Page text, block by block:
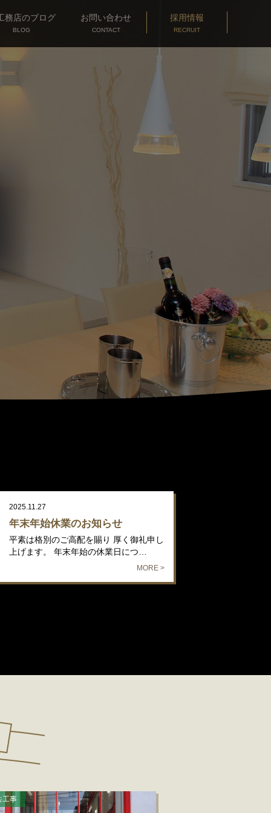
務店のブログ
BLOG
お問い合わせ
CONTACT
採用情報
RECRUIT
2025.11.27
年末年始休業のお知らせ
平素は格別のご高配を賜り 厚く御礼申し
上げます。 年末年始の休業日につ…
MORE >
工事